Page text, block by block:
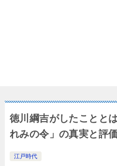
徳川綱吉がしたことと
れみの令」の真実と評
江戸時代